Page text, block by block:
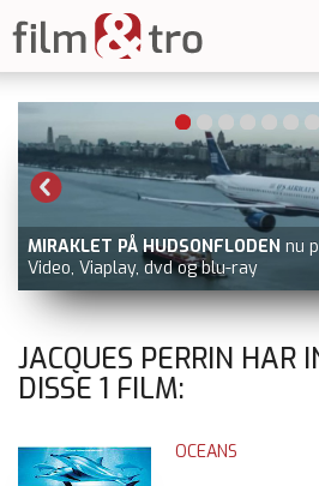
MIRAKLET PÅ HUDSONFLODEN nu
Video, Viaplay, dvd og blu-ray
JACQUES PERRIN HAR
DISSE 1 FILM:
OCEANS